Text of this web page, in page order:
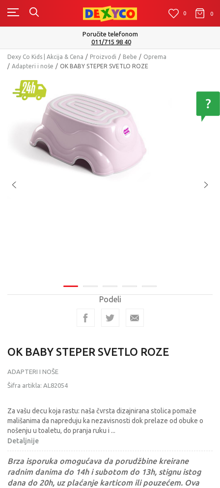
0 0 0
Poručite telefonom
011/715 98 40
Dexy Co Kids | Akcija & Cena Proizvodi Bebe
Oprema
Adapteri i noše
OK BABY STEPER SVETLO ROZE
Podeli
OK BABY STEPER SVETLO ROZE
ADAPTERI I NOŠE
Šifra artikla: AL82054
Za vašu decu koja rastu: naša čvrsta dizajnirana stolica pomaže
mališanima da napreduju ka nezavisnosti dok prelaze od obuke o
nošenju u toaletu, do pranja ruku i ...
Detaljnije
Brza isporuka omogućava da porudžbine kreirane
radnim danima do 14h i subotom do 13h, stignu istog
dana do 20h, uz plaćanje karticom ili pouzećem. Ova